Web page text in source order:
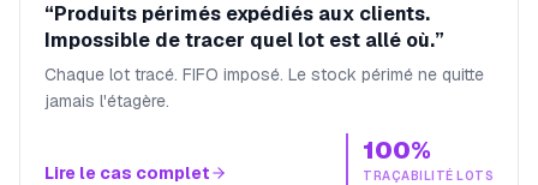
“Produits périmés expédiés aux clients.
Impossible de tracer quel lot est allé où.”
Chaque lot tracé. FIFO imposé. Le stock périmé ne quitte
jamais l'étagère.
Lire le cas complet
100%
TRAÇABILITÉ LOTS